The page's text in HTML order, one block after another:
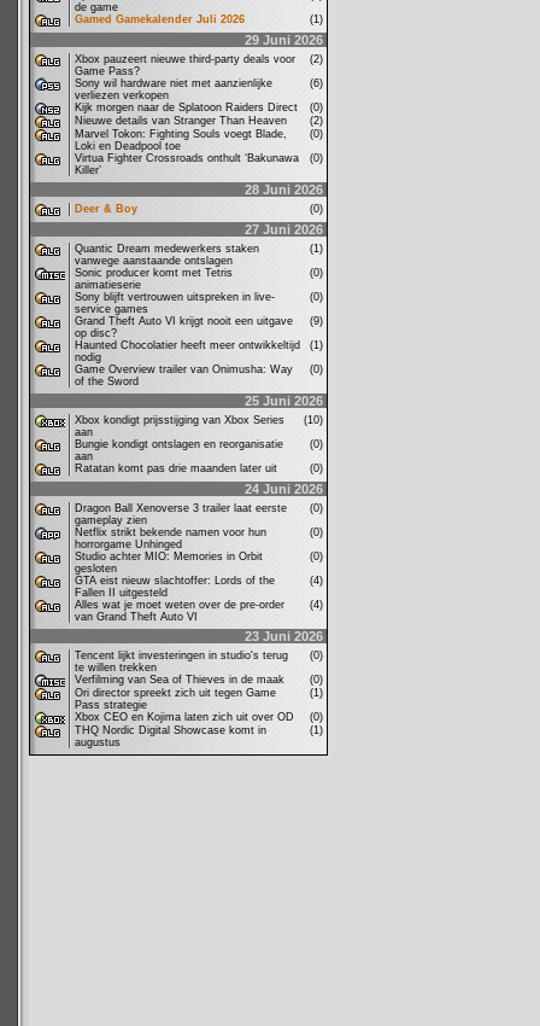
de game
Gamed Gamekalender Juli 2026
(1)
29 Juni 2026
Xbox pauzeert nieuwe third-party deals voor
Game Pass?
(2)
Sony wil hardware niet met aanzienlijke
verliezen verkopen
(6)
Kijk morgen naar de Splatoon Raiders Direct
(0)
Nieuwe details van Stranger Than Heaven
(2)
Marvel Tokon: Fighting Souls voegt Blade,
Loki en Deadpool toe
(0)
Virtua Fighter Crossroads onthult ‘Bakunawa
Killer’
(0)
28 Juni 2026
Deer & Boy (0)
27 Juni 2026
Quantic Dream medewerkers staken
vanwege aanstaande ontslagen
(1)
Sonic producer komt met Tetris
animatieserie
(0)
Sony blijft vertrouwen uitspreken in live-
service games
(0)
Grand Theft Auto VI krijgt nooit een uitgave
op disc?
(9)
Haunted Chocolatier heeft meer ontwikkeltijd
nodig
(1)
Game Overview trailer van Onimusha: Way
of the Sword
(0)
25 Juni 2026
Xbox kondigt prijsstijging van Xbox Series
aan
(10)
Bungie kondigt ontslagen en reorganisatie
aan
(0)
Ratatan komt pas drie maanden later uit
(0)
24 Juni 2026
Dragon Ball Xenoverse 3 trailer laat eerste
gameplay zien
(0)
Netflix strikt bekende namen voor hun
horrorgame Unhinged
(0)
Studio achter MIO: Memories in Orbit
gesloten
(0)
GTA eist nieuw slachtoffer: Lords of the
Fallen II uitgesteld
(4)
Alles wat je moet weten over de pre-order
van Grand Theft Auto VI
(4)
23 Juni 2026
Tencent lijkt investeringen in studio's terug
te willen trekken
(0)
Verfilming van Sea of Thieves in de maak
(0)
Ori director spreekt zich uit tegen Game
Pass strategie
(1)
Xbox CEO en Kojima laten zich uit over OD
(0)
THQ Nordic Digital Showcase komt in
augustus
(1)